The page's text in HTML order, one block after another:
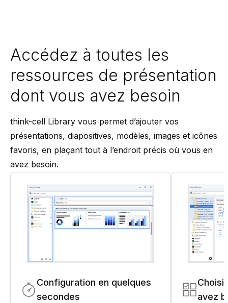
Accédez à toutes les
ressources de présentation
dont vous avez besoin
think-cell Library vous permet d’ajouter vos
présentations, diapositives, modèles, images et icônes
favoris, en plaçant tout à l’endroit précis où vous en
avez besoin.
Configuration en quelques
secondes
avez